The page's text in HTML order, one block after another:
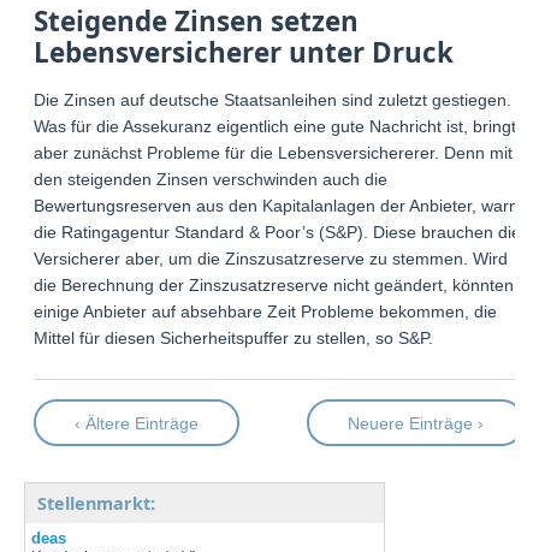
Steigende Zinsen setzen
Lebensversicherer unter Druck
Die Zinsen auf deutsche Staatsanleihen sind zuletzt gestiegen.
Was für die Assekuranz eigentlich eine gute Nachricht ist, bringt
aber zunächst Probleme für die Lebensversichererer. Denn mit
den steigenden Zinsen verschwinden auch die
Bewertungsreserven aus den Kapitalanlagen der Anbieter, warnt
die Ratingagentur Standard & Poor’s (S&P). Diese brauchen die
Versicherer aber, um die Zinszusatzreserve zu stemmen. Wird
die Berechnung der Zinszusatzreserve nicht geändert, könnten
einige Anbieter auf absehbare Zeit Probleme bekommen, die
Mittel für diesen Sicherheitspuffer zu stellen, so S&P.
‹ Ältere Einträge Neuere Einträge ›
Stellenmarkt:
deas